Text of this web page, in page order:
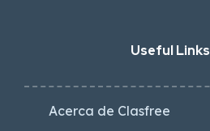
Useful Links
Acerca de Clasfree